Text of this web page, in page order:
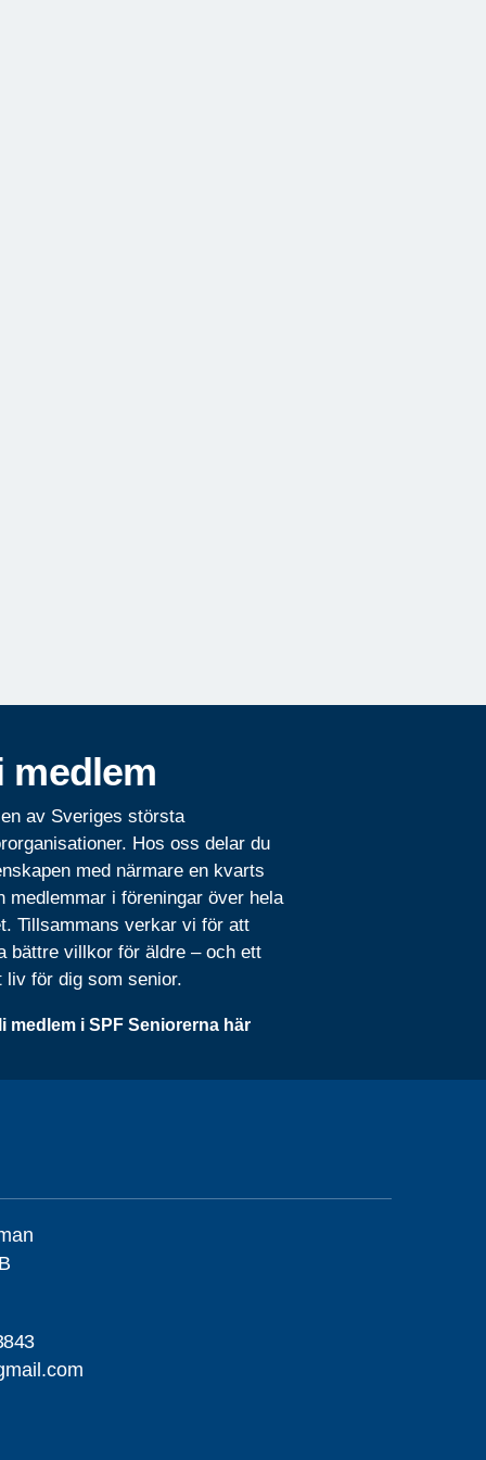
medlem
av Sveriges största
Hos oss delar du
med närmare en kvarts
medlemmar i föreningar över hela
Tillsammans verkar vi för att
bättre villkor för äldre – och ett
liv för dig som senior.
medlem i SPF Seniorerna här